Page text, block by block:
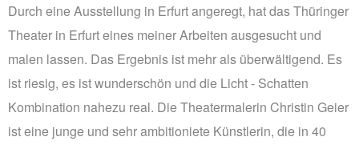
Durch eine Ausstellung in Erfurt angeregt, hat das Thüringer
Theater in Erfurt eines meiner Arbeiten ausgesucht und
malen lassen. Das Ergebnis ist mehr als überwältigend. Es
ist riesig, es ist wunderschön und die Licht - Schatten
Kombination nahezu real. Die Theatermalerin Christin Geier
ist eine junge und sehr ambitioniete Künstlerin, die in 40